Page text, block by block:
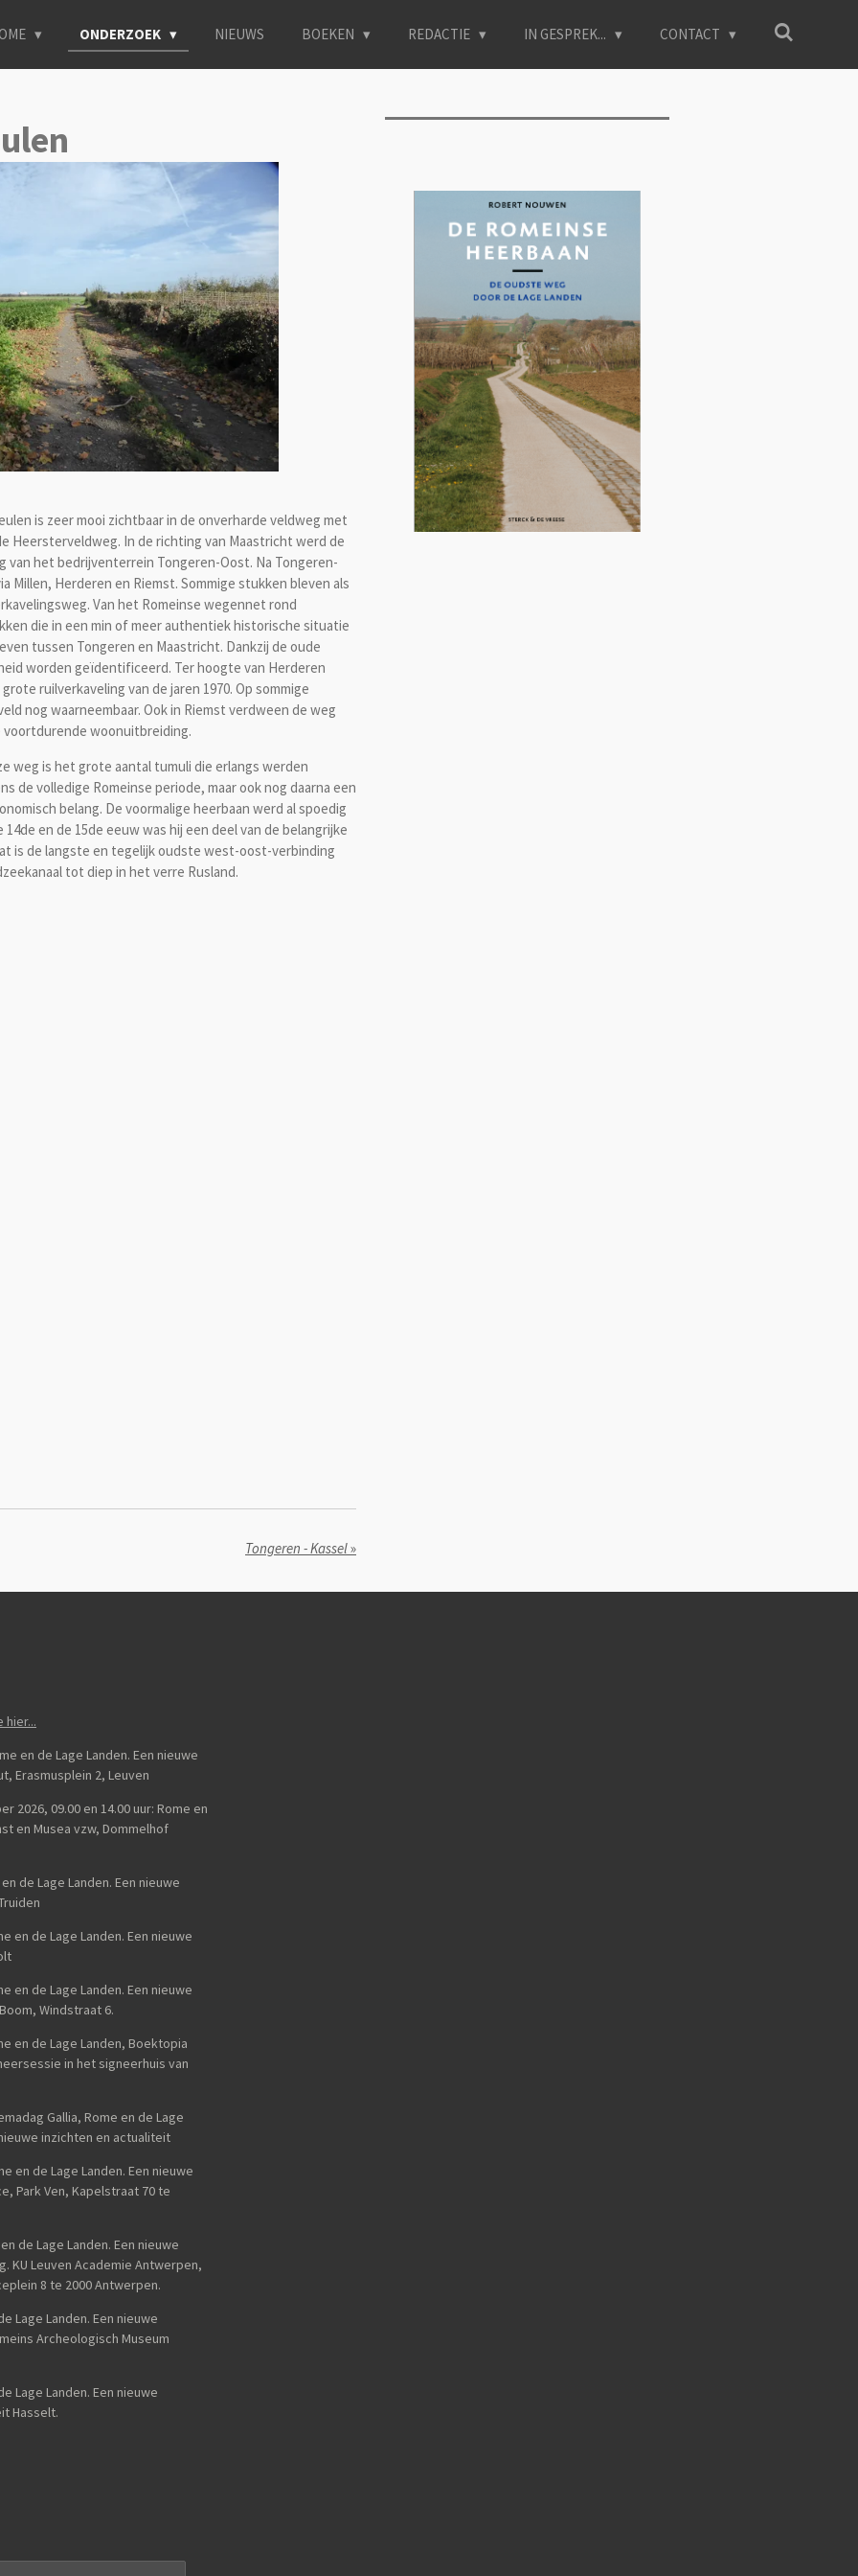
ONDERZOEK NIEUWS BOEKEN REDACTIE IN GESPREK... CONTACT
is zeer mooi zichtbaar in de onverharde veldweg met
Heersterveldweg. In de richting van Maastricht werd de
van het bedrijventerrein Tongeren-Oost. Na Tongeren-
Millen, Herderen en Riemst. Sommige stukken bleven als
Van het Romeinse wegennet rond
die in een min of meer authentiek historische situatie
tussen Tongeren en Maastricht. Dankzij de oude
worden geïdentificeerd. Ter hoogte van Herderen
ruilverkaveling van de jaren 1970. Op sommige
nog waarneembaar. Ook in Riemst verdween de weg
woonuitbreiding.
weg is het grote aantal tumuli die erlangs werden
de volledige Romeinse periode, maar ook nog daarna een
belang. De voormalige heerbaan werd al spoedig
en de 15de eeuw was hij een deel van de belangrijke
is de langste en tegelijk oudste west-oost-verbinding
tot diep in het verre Rusland.
Tongeren - Kassel»
hier...
en de Lage Landen. Een nieuwe
Erasmusplein 2, Leuven
2026, 09.00 en 14.00 uur: Rome en
en Musea vzw, Dommelhof
de Lage Landen. Een nieuwe
en de Lage Landen. Een nieuwe
en de Lage Landen. Een nieuwe
Windstraat 6.
en de Lage Landen, Boektopia
in het signeerhuis van
Gallia, Rome en de Lage
inzichten en actualiteit
en de Lage Landen. Een nieuwe
Park Ven, Kapelstraat 70 te
de Lage Landen. Een nieuwe
KU Leuven Academie Antwerpen,
8 te 2000 Antwerpen.
Lage Landen. Een nieuwe
Archeologisch Museum
Lage Landen. Een nieuwe
Hasselt.